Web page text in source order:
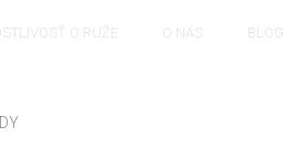
O RUŽE O NÁS BLOG